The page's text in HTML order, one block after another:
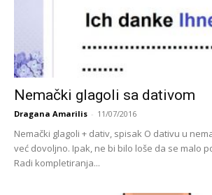
Nemački glagoli sa dativom
Dragana Amarilis - 11/07/2016
Nemački glagoli + dativ, spisak O dativu u
već dovoljno. Ipak, ne bi bilo loše da se malo
Radi kompletiranja...